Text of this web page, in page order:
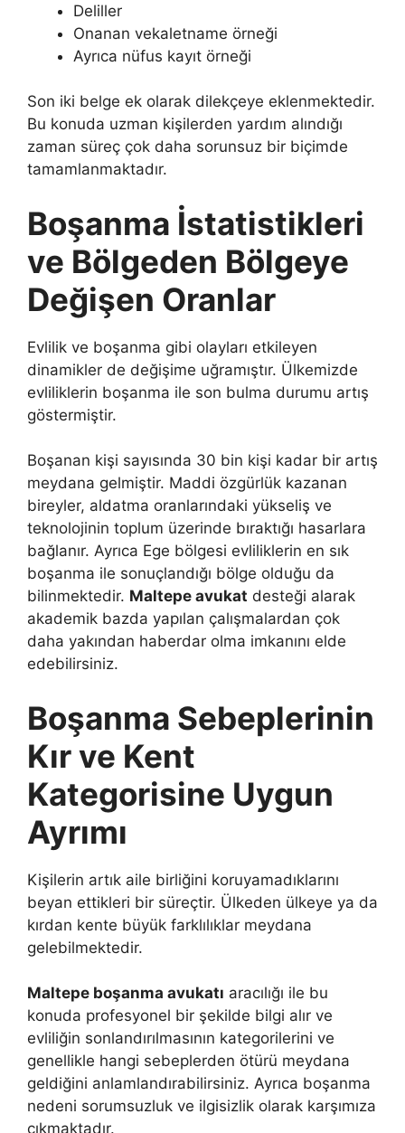
Deliller
Onanan vekaletname örneği
Ayrıca nüfus kayıt örneği
Son iki belge ek olarak dilekçeye eklenmektedir.
Bu konuda uzman kişilerden yardım alındığı
zaman süreç çok daha sorunsuz bir biçimde
tamamlanmaktadır.
Boşanma İstatistikleri
ve Bölgeden Bölgeye
Değişen Oranlar
Evlilik ve boşanma gibi olayları etkileyen
dinamikler de değişime uğramıştır. Ülkemizde
evliliklerin boşanma ile son bulma durumu artış
göstermiştir.
Boşanan kişi sayısında 30 bin kişi kadar bir artış
meydana gelmiştir. Maddi özgürlük kazanan
bireyler, aldatma oranlarındaki yükseliş ve
teknolojinin toplum üzerinde bıraktığı hasarlara
bağlanır. Ayrıca Ege bölgesi evliliklerin en sık
boşanma ile sonuçlandığı bölge olduğu da
bilinmektedir. Maltepe avukat desteği alarak
akademik bazda yapılan çalışmalardan çok
daha yakından haberdar olma imkanını elde
edebilirsiniz.
Boşanma Sebeplerinin
Kır ve Kent
Kategorisine Uygun
Ayrımı
Kişilerin artık aile birliğini koruyamadıklarını
beyan ettikleri bir süreçtir. Ülkeden ülkeye ya da
kırdan kente büyük farklılıklar meydana
gelebilmektedir.
Maltepe boşanma avukatı aracılığı ile bu
konuda profesyonel bir şekilde bilgi alır ve
evliliğin sonlandırılmasının kategorilerini ve
genellikle hangi sebeplerden ötürü meydana
geldiğini anlamlandırabilirsiniz. Ayrıca boşanma
nedeni sorumsuzluk ve ilgisizlik olarak karşımıza
çıkmaktadır.